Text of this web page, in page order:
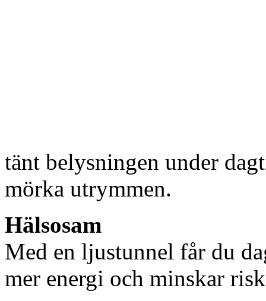
tänt belysningen under
mörka utrymmen.
Hälsosam
Med en ljustunnel får du
mer energi och minskar